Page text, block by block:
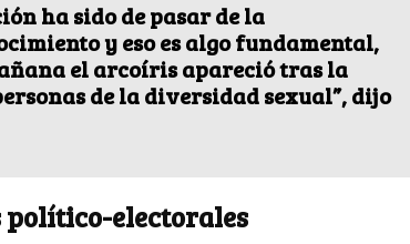
ha sido de pasar de la
y eso es algo fundamental,
el arcoíris apareció tras la
de la diversidad sexual”, dijo
político-electorales